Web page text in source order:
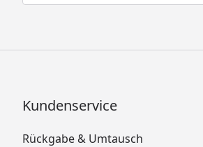
Kundenservice
Rückgabe & Umtausch